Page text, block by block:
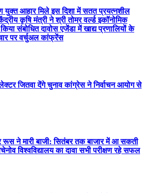
युक्त आहार मिले इस दिशा में सतत प्रयत्नशील
कृषि मंत्री ने श्री तोमर वर्ल्ड इकॉनोमिक
संबोधित दावोस एजेंडा में खाद्य प्रणालियों के
पर वर्चुअल कांफ्रेंस
जितवा देंगे चुनाव कांग्रेस ने निर्वाचन आयोग से
रूस ने मारी बाजी: सितंबर तक बाजार में आ सकती
विश्वविद्यालय का दावा सभी परीक्षण रहे सफल